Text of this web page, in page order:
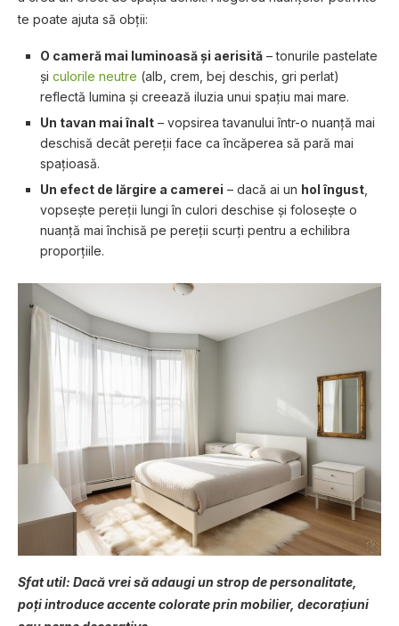
te poate ajuta să obții:
O cameră mai luminoasă și aerisită – tonurile pastelate
și culorile neutre (alb, crem, bej deschis, gri perlat)
reflectă lumina și creează iluzia unui spațiu mai mare.
Un tavan mai înalt – vopsirea tavanului într-o nuanță mai
deschisă decât pereții face ca încăperea să pară mai
spațioasă.
Un efect de lărgire a camerei – dacă ai un hol îngust
vopsește pereții lungi în culori deschise și folosește o
nuanță mai închisă pe pereții scurți pentru a echilibra
proporțiile.
Sfat util: Dacă vrei să adaugi un strop de personalitate,
poți introduce accente colorate prin mobilier, decorațiuni